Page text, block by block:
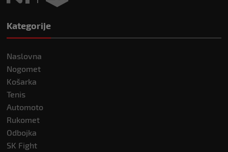
Kategorije
Naslovna
Nogomet
Košarka
Tenis
Automoto
Rukomet
Odbojka
SK Fight